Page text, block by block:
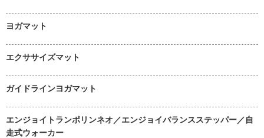
ヨガマット
エクササイズマット
ガイドラインヨガマット
エンジョイトランポリンネオ／エンジョイバランスステッパー／自
走式ウォーカー